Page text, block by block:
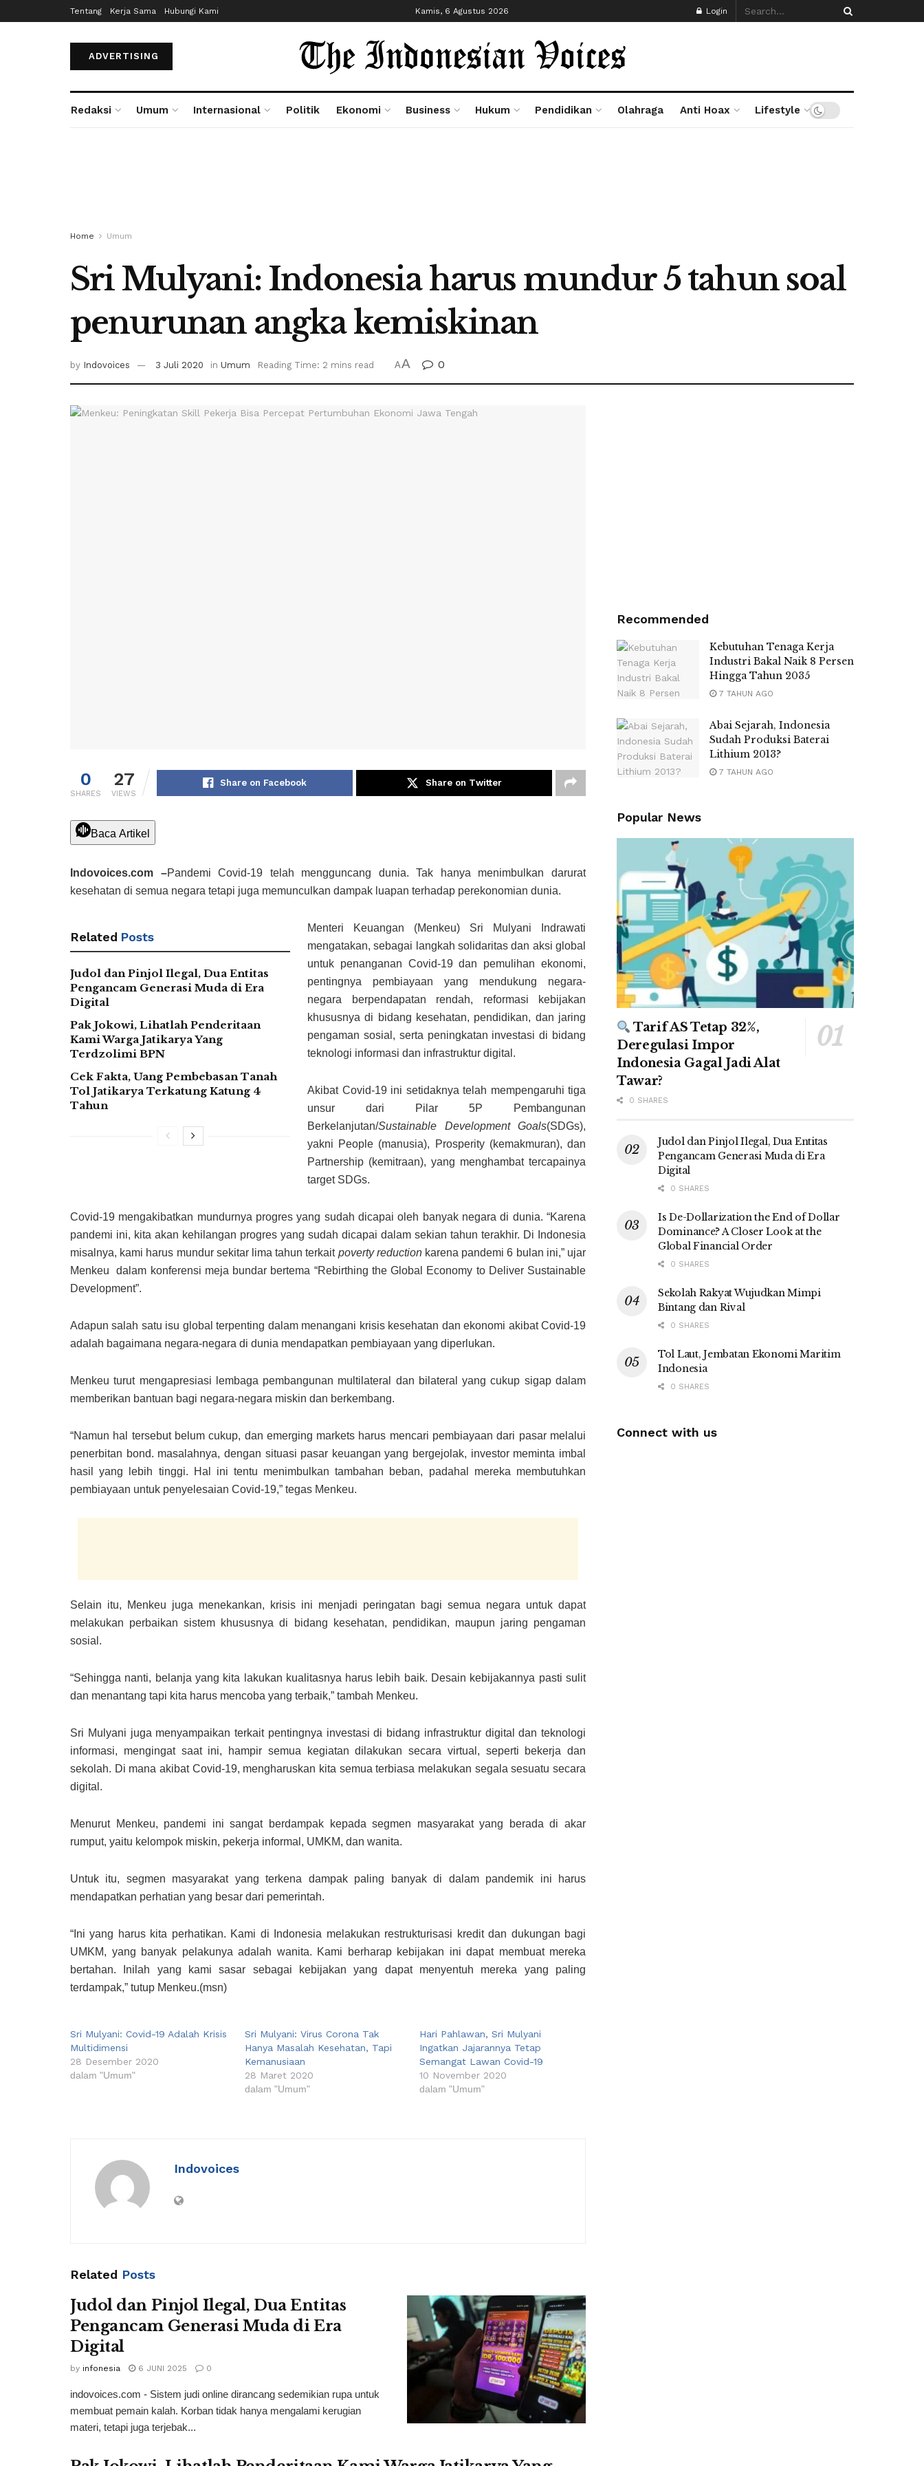
Tentang Kerja Sama Hubungi Kami Kamis, 6 Agustus 2026 Login
ADVERTISING
Redaksi Umum Internasional Politik Ekonomi Business Hukum Pendidikan Olahraga Anti Hoax Lifestyle
Home Umum
Sri Mulyani: Indonesia harus mundur 5 tahun soal
penurunan angka kemiskinan
by Indovoices 3 Juli 2020 in Umum Reading Time: 2 mins read AA 0
0
SHARES
27
VIEWS
Share on Facebook Share on Twitter
Baca Artikel
Indovoices.com –Pandemi Covid-19 telah mengguncang dunia. Tak hanya menimbulkan darurat
kesehatan di semua negara tetapi juga memunculkan dampak luapan terhadap perekonomian dunia.
Related Posts
Judol dan Pinjol Ilegal, Dua Entitas
Pengancam Generasi Muda di Era
Digital
Pak Jokowi, Lihatlah Penderitaan
Kami Warga Jatikarya Yang
Terdzolimi BPN
Cek Fakta, Uang Pembebasan Tanah
Tol Jatikarya Terkatung Katung 4
Tahun
Menteri Keuangan (Menkeu) Sri Mulyani Indrawati
mengatakan, sebagai langkah solidaritas dan aksi global
untuk penanganan Covid-19 dan pemulihan ekonomi,
pentingnya pembiayaan yang mendukung negara-
negara berpendapatan rendah, reformasi kebijakan
khususnya di bidang kesehatan, pendidikan, dan jaring
pengaman sosial, serta peningkatan investasi di bidang
teknologi informasi dan infrastruktur digital.
Akibat Covid-19 ini setidaknya telah mempengaruhi tiga
unsur dari Pilar 5P Pembangunan
Berkelanjutan/Sustainable Development Goals(SDGs),
yakni People (manusia), Prosperity (kemakmuran), dan
Partnership (kemitraan), yang menghambat tercapainya
target SDGs.
Covid-19 mengakibatkan mundurnya progres yang sudah dicapai oleh banyak negara di dunia. “Karena
pandemi ini, kita akan kehilangan progres yang sudah dicapai dalam sekian tahun terakhir. Di Indonesia
misalnya, kami harus mundur sekitar lima tahun terkait poverty reductionkarena pandemi 6 bulan ini,” ujar
Menkeu dalam konferensi meja bundar bertema “Rebirthing the Global Economy to Deliver Sustainable
Development”.
Adapun salah satu isu global terpenting dalam menangani krisis kesehatan dan ekonomi akibat Covid-19
adalah bagaimana negara-negara di dunia mendapatkan pembiayaan yang diperlukan.
Menkeu turut mengapresiasi lembaga pembangunan multilateral dan bilateral yang cukup sigap dalam
memberikan bantuan bagi negara-negara miskin dan berkembang.
“Namun hal tersebut belum cukup, dan emerging markets harus mencari pembiayaan dari pasar melalui
penerbitan bond. masalahnya, dengan situasi pasar keuangan yang bergejolak, investor meminta imbal
hasil yang lebih tinggi. Hal ini tentu menimbulkan tambahan beban, padahal mereka membutuhkan
pembiayaan untuk penyelesaian Covid-19,” tegas Menkeu.
Selain itu, Menkeu juga menekankan, krisis ini menjadi peringatan bagi semua negara untuk dapat
melakukan perbaikan sistem khususnya di bidang kesehatan, pendidikan, maupun jaring pengaman
sosial.
“Sehingga nanti, belanja yang kita lakukan kualitasnya harus lebih baik. Desain kebijakannya pasti sulit
dan menantang tapi kita harus mencoba yang terbaik,” tambah Menkeu.
Sri Mulyani juga menyampaikan terkait pentingnya investasi di bidang infrastruktur digital dan teknologi
informasi, mengingat saat ini, hampir semua kegiatan dilakukan secara virtual, seperti bekerja dan
sekolah. Di mana akibat Covid-19, mengharuskan kita semua terbiasa melakukan segala sesuatu secara
digital.
Menurut Menkeu, pandemi ini sangat berdampak kepada segmen masyarakat yang berada di akar
rumput, yaitu kelompok miskin, pekerja informal, UMKM, dan wanita.
Untuk itu, segmen masyarakat yang terkena dampak paling banyak di dalam pandemik ini harus
mendapatkan perhatian yang besar dari pemerintah.
“Ini yang harus kita perhatikan. Kami di Indonesia melakukan restrukturisasi kredit dan dukungan bagi
UMKM, yang banyak pelakunya adalah wanita. Kami berharap kebijakan ini dapat membuat mereka
bertahan. Inilah yang kami sasar sebagai kebijakan yang dapat menyentuh mereka yang paling
terdampak,” tutup Menkeu.(msn)
Sri Mulyani: Covid-19 Adalah Krisis
Multidimensi
28 Desember 2020
dalam "Umum"
Sri Mulyani: Virus Corona Tak
Hanya Masalah Kesehatan, Tapi
Kemanusiaan
28 Maret 2020
dalam "Umum"
Hari Pahlawan, Sri Mulyani
Ingatkan Jajarannya Tetap
Semangat Lawan Covid-19
10 November 2020
dalam "Umum"
Indovoices
Related Posts
Judol dan Pinjol Ilegal, Dua Entitas
Pengancam Generasi Muda di Era
Digital
by infonesia 6 JUNI 2025 0
indovoices.com - Sistem judi online dirancang sedemikian rupa untuk
membuat pemain kalah. Korban tidak hanya mengalami kerugian
materi, tetapi juga terjebak...
Recommended
Kebutuhan Tenaga Kerja
Industri Bakal Naik 8 Persen
Hingga Tahun 2035
7 TAHUN AGO
Abai Sejarah, Indonesia
Sudah Produksi Baterai
Lithium 2013?
7 TAHUN AGO
Popular News
Tarif AS Tetap 32%,
Deregulasi Impor
Indonesia Gagal Jadi Alat
Tawar?
0 SHARES
Judol dan Pinjol Ilegal, Dua Entitas
Pengancam Generasi Muda di Era
Digital
0 SHARES
Is De-Dollarization the End of Dollar
Dominance? A Closer Look at the
Global Financial Order
0 SHARES
Sekolah Rakyat Wujudkan Mimpi
Bintang dan Rival
0 SHARES
Tol Laut, Jembatan Ekonomi Maritim
Indonesia
0 SHARES
Connect with us